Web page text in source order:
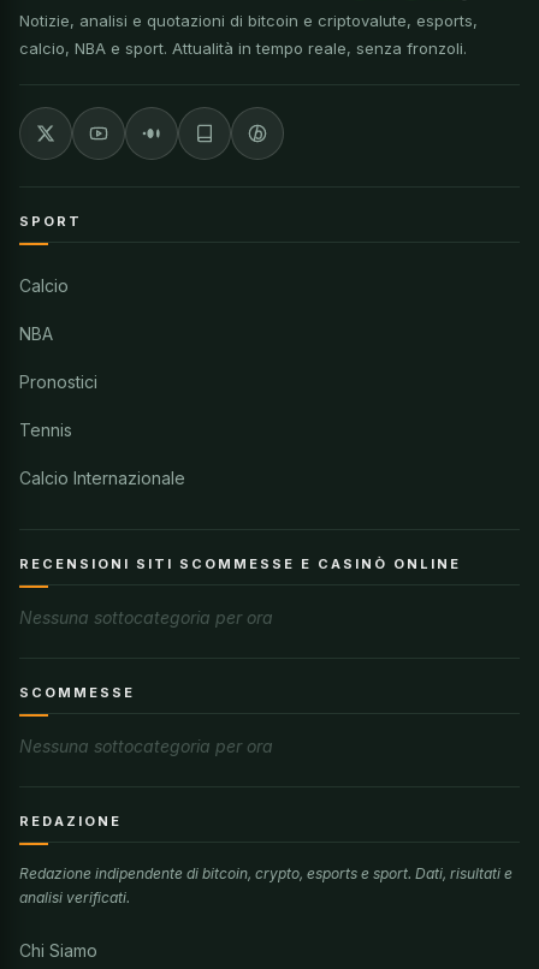
Notizie, analisi e quotazioni di bitcoin e criptovalute, esports,
calcio, NBA e sport. Attualità in tempo reale, senza fronzoli.
SPORT
Calcio
NBA
Pronostici
Tennis
Calcio Internazionale
RECENSIONI SITI SCOMMESSE E CASINÒ ONLINE
Nessuna sottocategoria per ora
SCOMMESSE
Nessuna sottocategoria per ora
REDAZIONE
Redazione indipendente di bitcoin, crypto, esports e sport. Dati, risultati e
analisi verificati.
Chi Siamo